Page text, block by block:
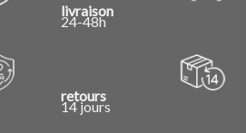
livraison
24-48h
retours
14 jours